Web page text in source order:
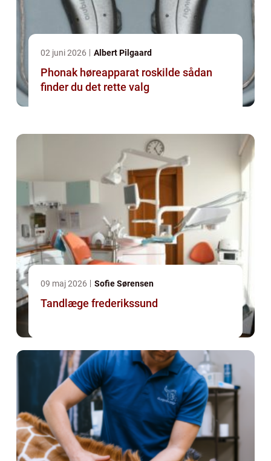
02 juni 2026 Albert Pilgaard
Phonak høreapparat roskilde sådan
finder du det rette valg
09 maj 2026 Sofie Sørensen
Tandlæge frederikssund